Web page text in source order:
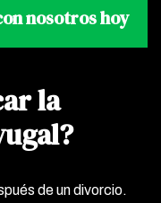
nosotros hoy
la
de un divorcio.